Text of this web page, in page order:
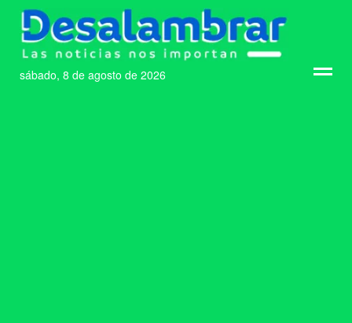
sábado, 8 de agosto de 2026